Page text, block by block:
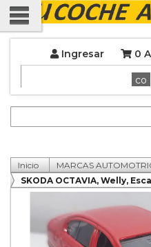
Ingresar 0
co
Inicio MARCAS
SKODA OCTAVIA, Welly,